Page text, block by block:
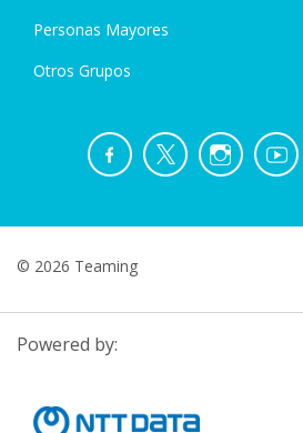
Personas Mayores
Otros Grupos
© 2026 Teaming
Powered by: